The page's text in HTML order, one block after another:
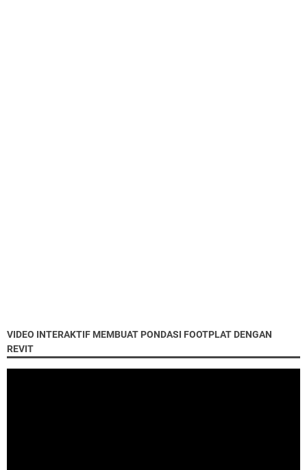
VIDEO INTERAKTIF MEMBUAT PONDASI FOOTPLAT DENGAN
REVIT
"Ibadah kepada Allah adalah tujuan penciptaan